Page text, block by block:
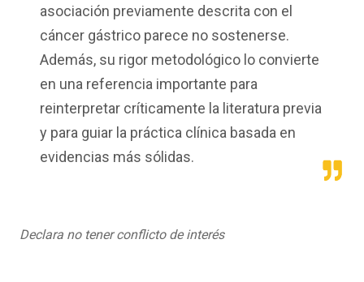
asociación previamente descrita con el
cáncer gástrico parece no sostenerse.
Además, su rigor metodológico lo convierte
en una referencia importante para
reinterpretar críticamente la literatura previa
y para guiar la práctica clínica basada en
evidencias más sólidas.
Declara no tener conflicto de interés